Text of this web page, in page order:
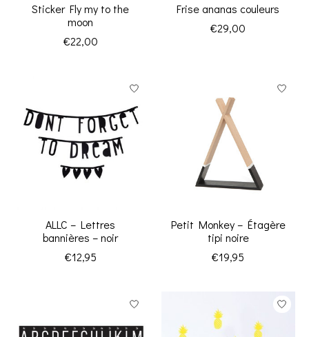
Sticker Fly my to the
moon
€22,00
Frise ananas couleurs
€29,00
ALLC – Lettres
bannières – noir
€12,95
Petit Monkey – Étagère
tipi noire
€19,95